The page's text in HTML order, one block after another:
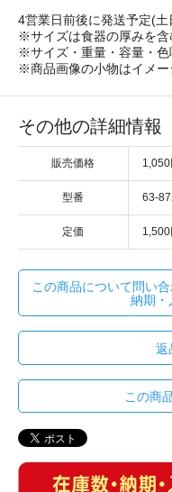
4営業日前後に発送予定(
※サイズは食器の厚みを含
※サイズ・重量・容量・色
※商品画像の小物はイメー
その他の詳細情報
販売価格
型番 63-
定価
この商品について問い
納期・
返
この商